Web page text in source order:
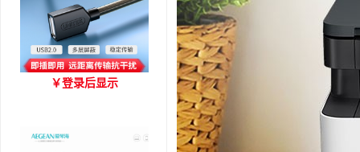
优越者Y-C416A 国标
￥登录后显示